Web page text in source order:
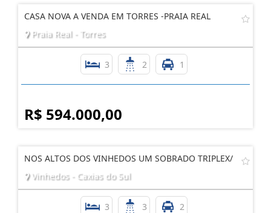
CASA NOVA A VENDA EM TORRES -PRAIA REAL
Praia Real - Torres
3 2 1
R$ 594.000,00
NOS ALTOS DOS VINHEDOS UM SOBRADO TRIPLEX/
Vinhedos - Caxias do Sul
3 3 2